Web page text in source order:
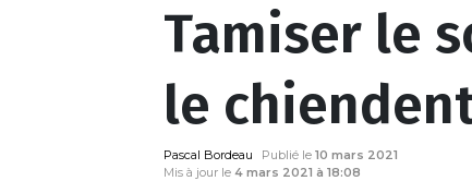
Tamiser le
le
Pascal Bordeau Publié le 10 mars 2021
Mis à jour le 4 mars 2021 à 18:08